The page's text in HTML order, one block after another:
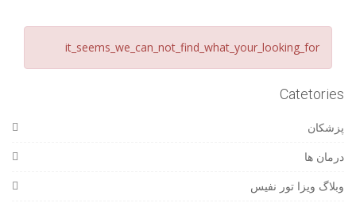
it_seems_we_can_not_find_what_your_looking_for
Catetories
پزشکان
درمان ها
وبلاگ ویزا تور نفیس